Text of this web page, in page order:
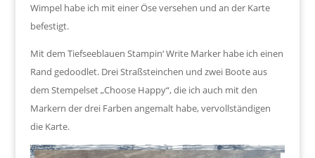
Wimpel habe ich mit einer Öse versehen und an der Karte
befestigt.
Mit dem Tiefseeblauen Stampin‘ Write Marker habe ich einen
Rand gedoodlet. Drei Straßsteinchen und zwei Boote aus
dem Stempelset „Choose Happy“, die ich auch mit den
Markern der drei Farben angemalt habe, vervollständigen
die Karte.